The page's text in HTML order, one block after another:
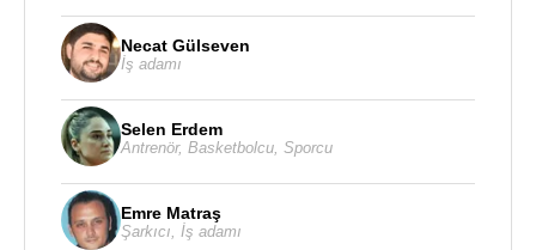
Necat Gülseven
İş adamı
Selen Erdem
Antrenör, Basketbolcu, Sporcu
Emre Matraş
Şarkıcı, İş adamı